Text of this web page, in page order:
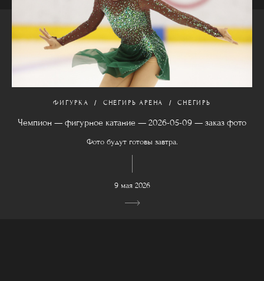
ФИГУРКА СНЕГИРЬ АРЕНА СНЕГИРЬ
Чемпион — фигурное катание — 2026-05-09 — заказ фото
Фото будут готовы завтра.
9 мая 2026